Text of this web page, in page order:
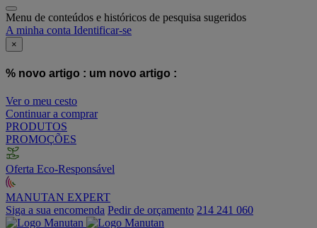
Menu de conteúdos e históricos de pesquisa sugeridos
A minha conta Identificar-se
×
% novo artigo : um novo artigo :
Ver o meu cesto
Continuar a comprar
PRODUTOS
PROMOÇÕES
Oferta Eco-Responsável
MANUTAN EXPERT
Siga a sua encomenda Pedir de orçamento 214 241 060